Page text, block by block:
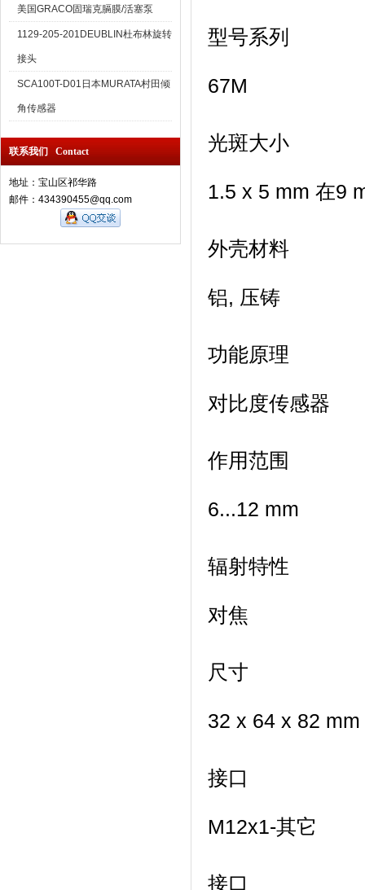
美国GRACO固瑞克膈膜/活塞泵
1129-205-201DEUBLIN杜布林旋转
接头
SCA100T-D01日本MURATA村田倾
角传感器
联系我们 Contact
地址：宝山区祁华路
邮件：434390455@qq.com
型号系列
67M
光斑大小
1.5 x 5 mm 在9
外壳材料
铝, 压铸
功能原理
对比度传感器
作用范围
6...12 mm
辐射特性
对焦
尺寸
32 x 64 x 82 mm
接口
M12x1-其它
接口